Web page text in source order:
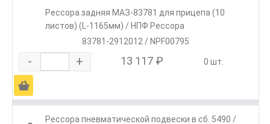
Рессора задняя МАЗ-83781 для прицепа (10
листов) (L-1165мм) / НПФ Рессора
83781-2912012 / NPF00795
- + 13 117 ₽ 0 шт.
Ä
Рессора пневматической подвески в сб. 5490 /